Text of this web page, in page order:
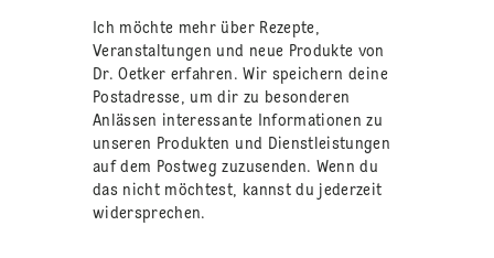
Ich möchte mehr über Rezepte,
Veranstaltungen und neue Produkte von
Dr. Oetker erfahren. Wir speichern deine
Postadresse, um dir zu besonderen
Anlässen interessante Informationen zu
unseren Produkten und Dienstleistungen
auf dem Postweg zuzusenden. Wenn du
das nicht möchtest, kannst du jederzeit
widersprechen.